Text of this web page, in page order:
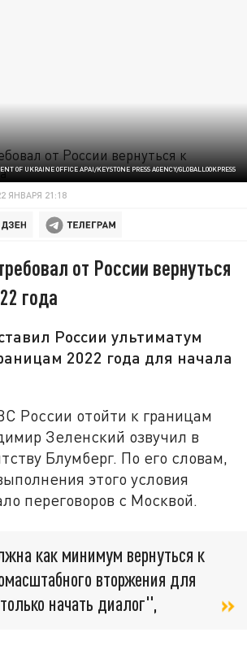
OF UKRAINE OFFICE APAI/KEYSTONE PRESS AGENCY/GLOBALLOOKPRESS
ЯНВАРЯ 21:18
от России вернуться
года
России ультиматум
2022 года для начала
России отойти к границам
Зеленский озвучил в
Блумберг. По его словам,
этого условия
переговоров с Москвой.
как минимум вернуться к
вторжения для
начать диалог",